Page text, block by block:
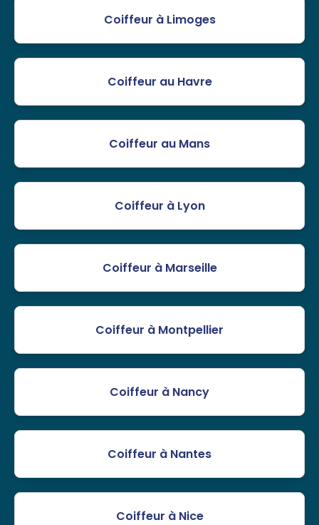
Coiffeur à Limoges
Coiffeur au Havre
Coiffeur au Mans
Coiffeur à Lyon
Coiffeur à Marseille
Coiffeur à Montpellier
Coiffeur à Nancy
Coiffeur à Nantes
Coiffeur à Nice